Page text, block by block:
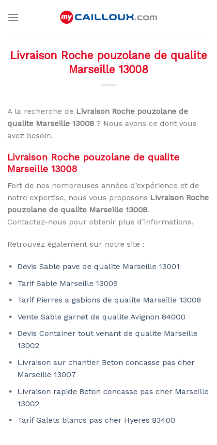
Livraison Roche pouzolane de qualite
Marseille 13008
A la recherche de Livraison Roche pouzolane de
qualite Marseille 13008 ? Nous avons ce dont vous
avez besoin.
Livraison Roche pouzolane de qualite
Marseille 13008
Fort de nos nombreuses années d’expérience et de
notre expertise, nous vous proposons Livraison Roche
pouzolane de qualite Marseille 13008.
Contactez-nous pour obtenir plus d’informations.
Retrouvez également sur notre site :
Devis Sable pave de qualite Marseille 13001
Tarif Sable Marseille 13009
Tarif Pierres a gabions de qualite Marseille 13008
Vente Sable garnet de qualite Avignon 84000
Devis Container tout venant de qualite Marseille
13002
Livraison sur chantier Beton concasse pas cher
Marseille 13007
Livraison rapide Beton concasse pas cher Marseille
13002
Tarif Galets blancs pas cher Hyeres 83400